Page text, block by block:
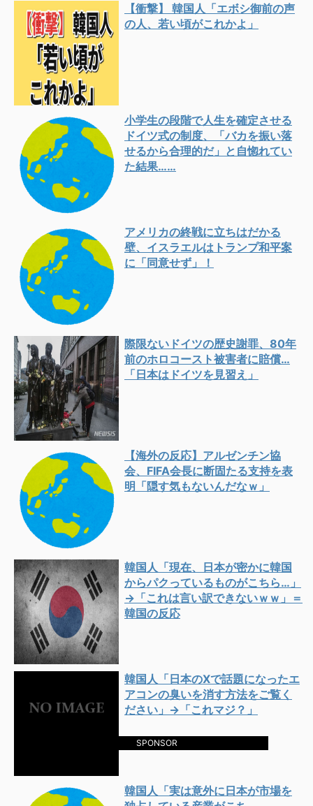
SPONSOR
【衝撃】 韓国人「エボシ御前の声
の人、若い頃がこれかよ」
小学生の段階で人生を確定させる
ドイツ式の制度、「バカを振い落
せるから合理的だ」と自惚れてい
た結果……
アメリカの終戦に立ちはだかる
壁、イスラエルはトランプ和平案
に「同意せず」！
際限ないドイツの歴史謝罪、80年
前のホロコースト被害者に賠償…
「日本はドイツを見習え」
【海外の反応】アルゼンチン協
会、FIFA会長に断固たる支持を表
明「隠す気もないんだなｗ」
韓国人「現在、日本が密かに韓国
からパクっているものがこちら…」
→「これは言い訳できないｗｗ」＝
韓国の反応
韓国人「日本のXで話題になったエ
アコンの臭いを消す方法をご覧く
ださい」→「これマジ？」
韓国人「実は意外に日本が市場を